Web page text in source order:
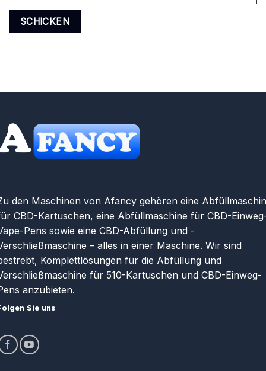
den Maschinen von Afancy gehören eine
CBD-Kartuschen, eine Abfüllmaschine für CBD-
Pens sowie eine CBD-Abfüllung und -
– alles in einer Maschine. Wir sind
Komplettlösungen für die Abfüllung und
für 510-Kartuschen und CBD-Einweg-
anzubieten.
Sie uns